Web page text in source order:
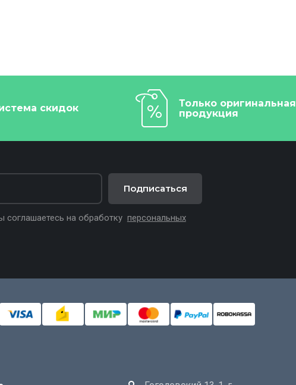
скидок
Только оригинальная
продукция
соглашаетесь на обработку персональных
Подписаться